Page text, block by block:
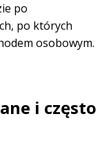
po
po których
osobowym.
i często